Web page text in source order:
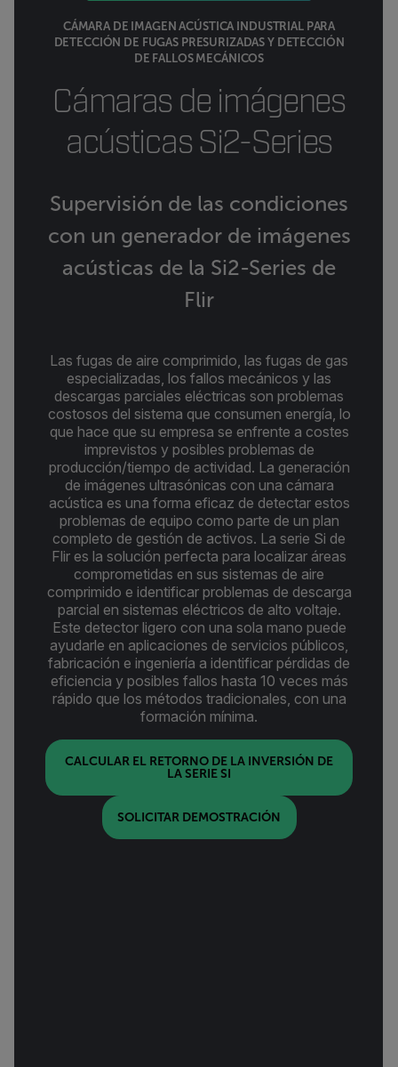
CÁMARA DE IMAGEN ACÚSTICA INDUSTRIAL PARA
DETECCIÓN DE FUGAS PRESURIZADAS Y DETECCIÓN
DE FALLOS MECÁNICOS
Cámaras de imágenes
acústicas Si2-Series
Supervisión de las condiciones
con un generador de imágenes
acústicas de la Si2-Series de
Flir
Las fugas de aire comprimido, las fugas de gas
especializadas, los fallos mecánicos y las
descargas parciales eléctricas son problemas
costosos del sistema que consumen energía, lo
que hace que su empresa se enfrente a costes
imprevistos y posibles problemas de
producción/tiempo de actividad. La generación
de imágenes ultrasónicas con una cámara
acústica es una forma eficaz de detectar estos
problemas de equipo como parte de un plan
completo de gestión de activos. La serie Si de
Flir es la solución perfecta para localizar áreas
comprometidas en sus sistemas de aire
comprimido e identificar problemas de descarga
parcial en sistemas eléctricos de alto voltaje.
Este detector ligero con una sola mano puede
ayudarle en aplicaciones de servicios públicos,
fabricación e ingeniería a identificar pérdidas de
eficiencia y posibles fallos hasta 10 veces más
rápido que los métodos tradicionales, con una
formación mínima.
CALCULAR EL RETORNO DE LA INVERSIÓN DE
LA SERIE SI
SOLICITAR DEMOSTRACIÓN